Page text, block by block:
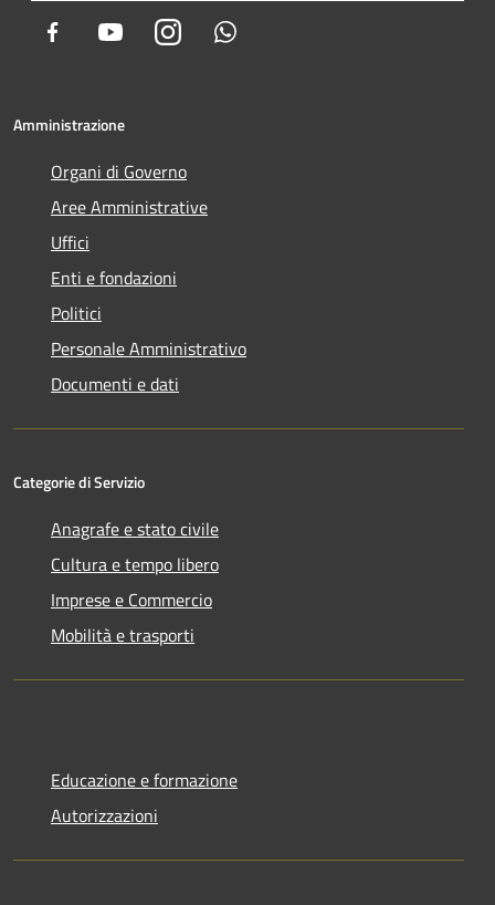
Facebook YoutubeInstagram
Amministrazione
Organi di Governo
Aree Amministrative
Uffici
Enti e fondazioni
Politici
Personale Amministrativo
Documenti e dati
Categorie di Servizio
Anagrafe e stato civile
Cultura e tempo libero
Imprese e Commercio
Mobilità e trasporti
Educazione e formazione
Autorizzazioni